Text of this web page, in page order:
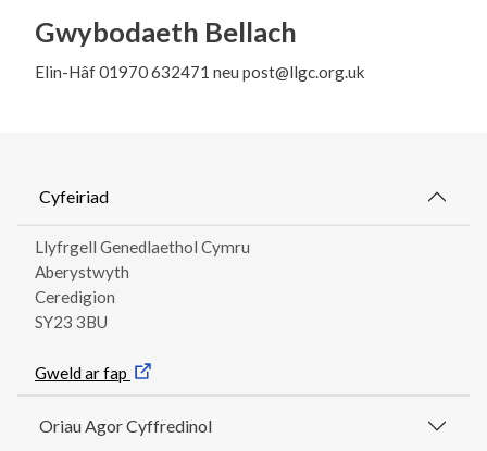
Gwybodaeth Bellach
Elin-Hâf 01970 632471 neu post@llgc.org.uk
Cyfeiriad
Llyfrgell Genedlaethol Cymru
Aberystwyth
Ceredigion
SY23 3BU
Gweld ar fap
Oriau Agor Cyffredinol